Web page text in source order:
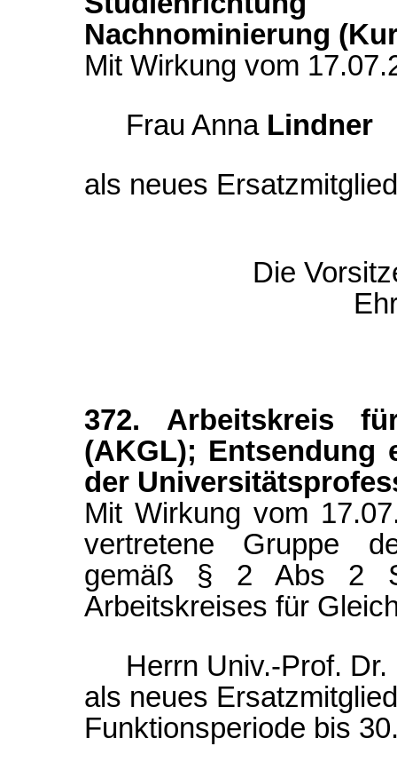
Nachnominierung
Mit Wirkung vom
Frau Anna Lindner
als neues
Die
372. Arbeitskreis
(AKGL); Entsendung
der
Mit Wirkung vom
vertretene Gruppe
gemäß § 2 Abs 2
Arbeitskreises für
Herrn Univ.-Prof.
als neues
Funktionsperiode bis